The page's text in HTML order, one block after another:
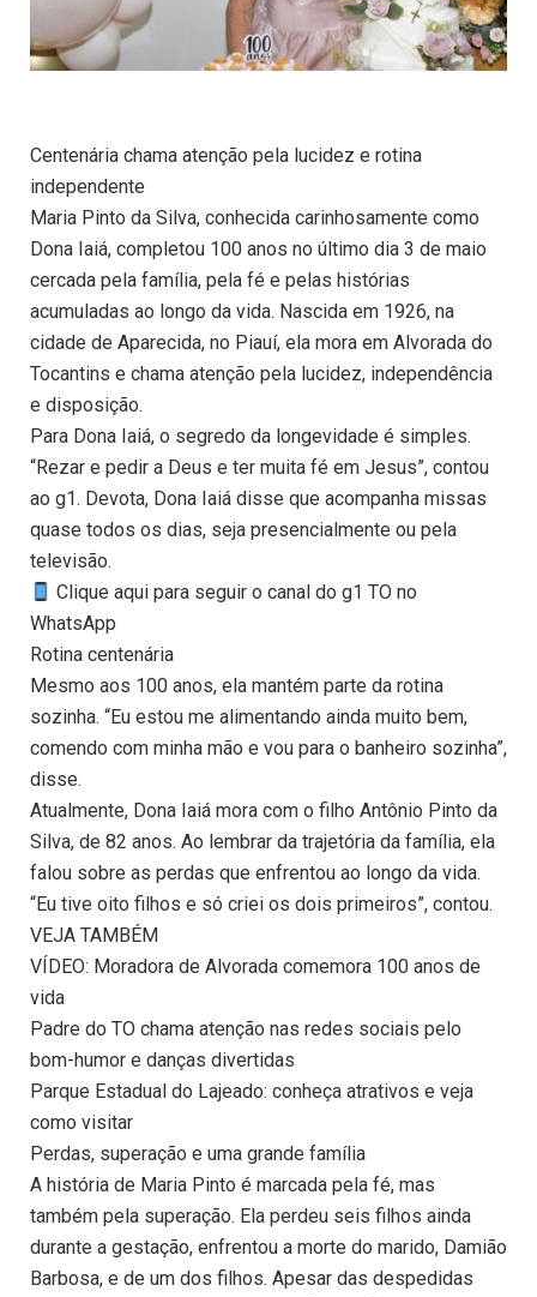
Centenária chama atenção pela lucidez e rotina
independente
Maria Pinto da Silva, conhecida carinhosamente como
Dona Iaiá, completou 100 anos no último dia 3 de maio
cercada pela família, pela fé e pelas histórias
acumuladas ao longo da vida. Nascida em 1926, na
cidade de Aparecida, no Piauí, ela mora em Alvorada do
Tocantins e chama atenção pela lucidez, independência
e disposição.
Para Dona Iaiá, o segredo da longevidade é simples.
“Rezar e pedir a Deus e ter muita fé em Jesus”, contou
ao g1. Devota, Dona Iaiá disse que acompanha missas
quase todos os dias, seja presencialmente ou pela
televisão.
Clique aqui para seguir o canal do g1 TO no
WhatsApp
Rotina centenária
Mesmo aos 100 anos, ela mantém parte da rotina
sozinha. “Eu estou me alimentando ainda muito bem,
comendo com minha mão e vou para o banheiro sozinha”,
disse.
Atualmente, Dona Iaiá mora com o filho Antônio Pinto da
Silva, de 82 anos. Ao lembrar da trajetória da família, ela
falou sobre as perdas que enfrentou ao longo da vida.
“Eu tive oito filhos e só criei os dois primeiros”, contou.
VEJA TAMBÉM
VÍDEO: Moradora de Alvorada comemora 100 anos de
vida
Padre do TO chama atenção nas redes sociais pelo
bom-humor e danças divertidas
Parque Estadual do Lajeado: conheça atrativos e veja
como visitar
Perdas, superação e uma grande família
A história de Maria Pinto é marcada pela fé, mas
também pela superação. Ela perdeu seis filhos ainda
durante a gestação, enfrentou a morte do marido, Damião
Barbosa, e de um dos filhos. Apesar das despedidas